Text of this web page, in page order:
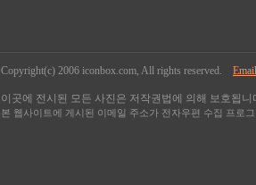
Copyright(c) 2006 iconbox.com, All rights reserved.
이곳에 전시된 모든 사진은 저작권법에 의해 보호됩
본 웹사이트에 게시된 이메일 주소가 전자우편 수집 프로